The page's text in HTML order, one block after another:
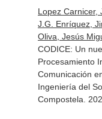
Lopez Carnicer,
J.G. Enríquez,
Oliva, Jesús
CODICE: Un
Procesamiento
Comunicación
Ingeniería del
Compostela.